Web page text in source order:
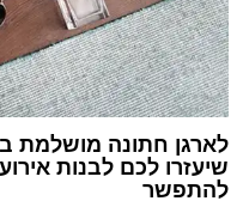
שיעזרו לכם לבנות
להתפשר